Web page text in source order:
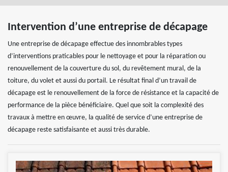
Intervention d’une entreprise de décapage
Une entreprise de décapage effectue des innombrables types
d’interventions praticables pour le nettoyage et pour la réparation ou
renouvellement de la couverture du sol, du revêtement mural, de la
toiture, du volet et aussi du portail. Le résultat final d’un travail de
décapage est le renouvellement de la force de résistance et la capacité de
performance de la pièce bénéficiaire. Quel que soit la complexité des
travaux à mettre en œuvre, la qualité de service d’une entreprise de
décapage reste satisfaisante et aussi très durable.